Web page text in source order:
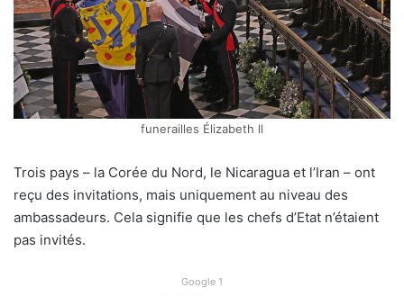
funerailles Élizabeth ll
Trois pays – la Corée du Nord, le Nicaragua et l’Iran – ont
reçu des invitations, mais uniquement au niveau des
ambassadeurs. Cela signifie que les chefs d’Etat n’étaient
pas invités.
Google 1